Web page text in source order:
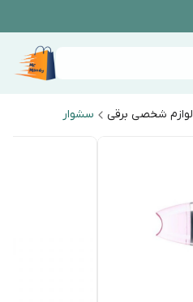
لوازم شخصی برقی سشوار